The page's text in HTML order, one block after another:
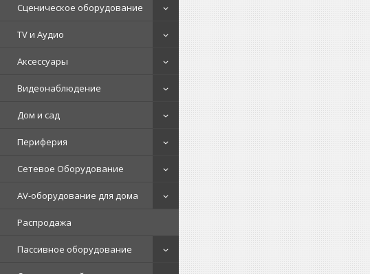
Сценическое оборудование
TV и Аудио
Аксессуары
Видеонаблюдение
Дом и сад
Периферия
Сетевое Оборудование
AV-оборудование для дома
Распродажа
Пассивное оборудование